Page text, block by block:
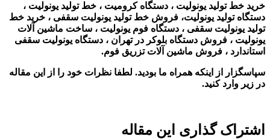
خرید خط تولید یونولیت ، دستگاه کرومیت ، خط تولید یونولیت ،
دستگاه تولید یونولیت، فروش خط تولید یونولیت سقفی ، خرید خط
تولید یونولیت سقفی ، دستگاه فوم یونولیت ، ساخت ماشین آلات
یونولیت ، فروش دستگاه بلوکر در تهران ، دستگاه یونولیت سقفی
استاندارد ، فروش ماشین آلات تزریق فوم.
سپاسگزار از اینکه همراه ما بودید. لطفا نظرات خود را از این مقاله
در زیر وارد کنید.
اشتراک گذاری این مقاله